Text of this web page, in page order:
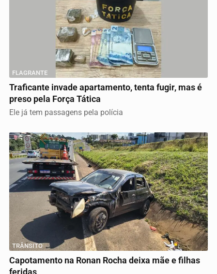
FLAGRANTE
Traficante invade apartamento, tenta fugir, mas é
preso pela Força Tática
Ele já tem passagens pela polícia
TRÂNSITO
Capotamento na Ronan Rocha deixa mãe e filhas